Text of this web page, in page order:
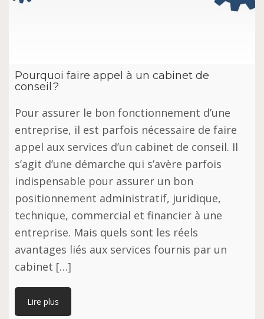
Pourquoi faire appel à un cabinet de
conseil ?
Pour assurer le bon fonctionnement d’une
entreprise, il est parfois nécessaire de faire
appel aux services d’un cabinet de conseil. Il
s’agit d’une démarche qui s’avère parfois
indispensable pour assurer un bon
positionnement administratif, juridique,
technique, commercial et financier à une
entreprise. Mais quels sont les réels
avantages liés aux services fournis par un
cabinet […]
Lire plus